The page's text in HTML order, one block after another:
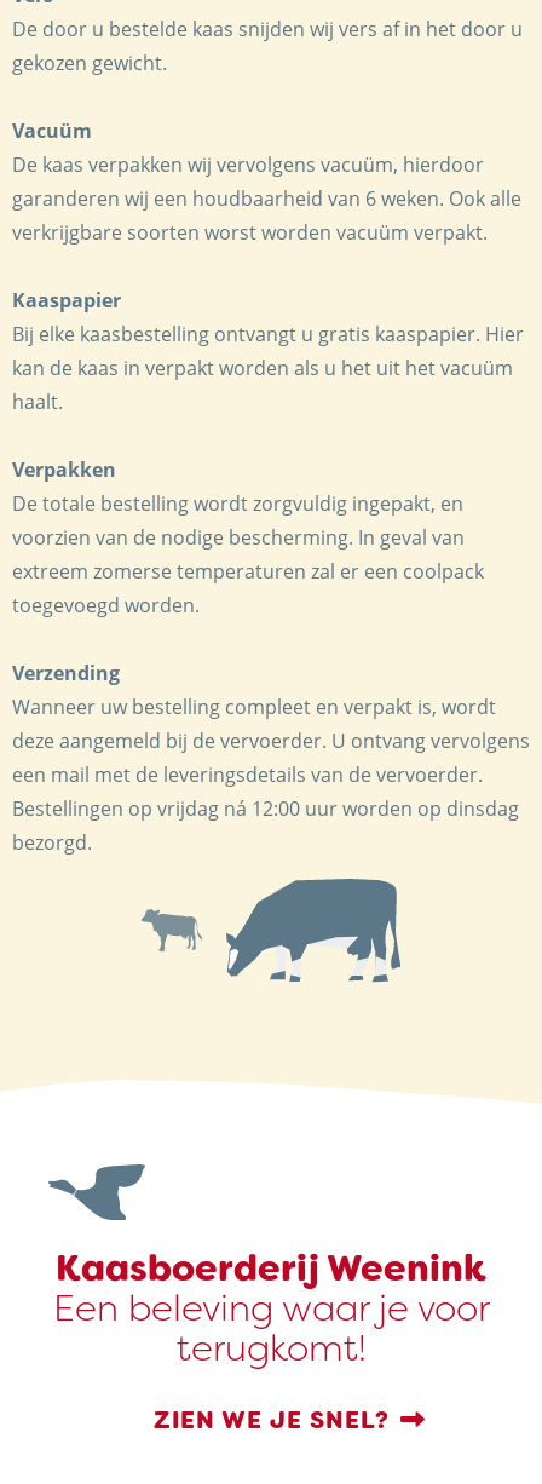
De door u bestelde kaas snijden wij vers af in het door u
gekozen gewicht.
Vacuüm
De kaas verpakken wij vervolgens vacuüm, hierdoor
garanderen wij een houdbaarheid van 6 weken. Ook alle
verkrijgbare soorten worst worden vacuüm verpakt.
Kaaspapier
Bij elke kaasbestelling ontvangt u gratis kaaspapier. Hier
kan de kaas in verpakt worden als u het uit het vacuüm
haalt.
Verpakken
De totale bestelling wordt zorgvuldig ingepakt, en
voorzien van de nodige bescherming. In geval van
extreem zomerse temperaturen zal er een coolpack
toegevoegd worden.
Verzending
Wanneer uw bestelling compleet en verpakt is, wordt
deze aangemeld bij de vervoerder. U ontvang vervolgens
een mail met de leveringsdetails van de vervoerder.
Bestellingen op vrijdag ná 12:00 uur worden op dinsdag
bezorgd.
Kaasboerderij Weenink
Een beleving waar je voor
terugkomt!
ZIEN WE JE SNEL?